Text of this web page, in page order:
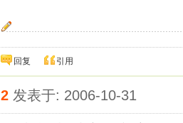
我相信人与人之间是相互救赎的，没有人可以独
回复
引用
2 发表于: 2006-10-31